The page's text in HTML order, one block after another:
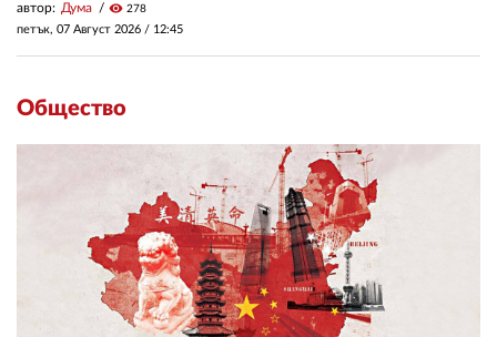
автор: Дума visibility 278
петък, 07 Август 2026 / 12:45
Общество